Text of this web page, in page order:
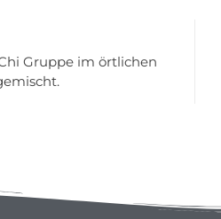
Gruppe im örtlichen